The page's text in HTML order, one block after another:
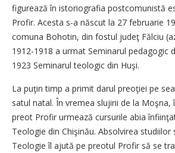
figurează în istoriografia postcomunistă
Profir. Acesta s-a născut la 27 februarie
comuna Bohotin, din fostul judeţ Fălciu
1912-1918 a urmat Seminarul pedagogic
1923 Seminarul teologic din Huşi.
La puţin timp a primit darul preoţiei pe
satul natal. În vremea slujirii de la Moşna,
preot Profir urmează cursurile abia
Teologie din Chişinău. Absolvirea studiilor
Teologie îl ajută pe preotul Profir să se